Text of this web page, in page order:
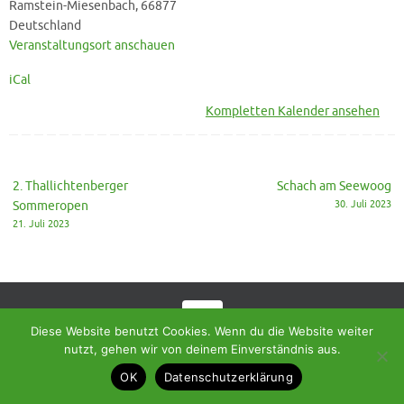
Ramstein-Miesenbach, 66877
Deutschland
Veranstaltungsort anschauen
iCal
Kompletten Kalender ansehen
2. Thallichtenberger
Sommeropen
21. Juli 2023
Schach am Seewoog
30. Juli 2023
© 2018 - Homepage des SC Ramstein-Miesenbach
Präsentiert vonTempera
Diese Website benutzt Cookies. Wenn du die Website weiter
nutzt, gehen wir von deinem Einverständnis aus.
OK
Datenschutzerklärung